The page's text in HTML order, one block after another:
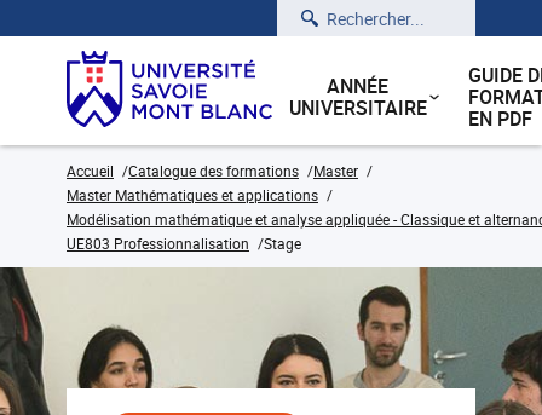
Rechercher
ANNÉE
UNIVERSITAIRE
GUIDE
EN PDF
Accueil Catalogue des formations
Master
Master Mathématiques et applications
Modélisation mathématique et analyse appliquée - Classique et
UE803 Professionnalisation
Stage